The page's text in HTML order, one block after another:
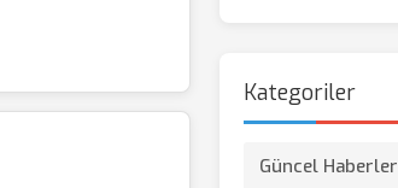
Kategoriler
Güncel Haberler